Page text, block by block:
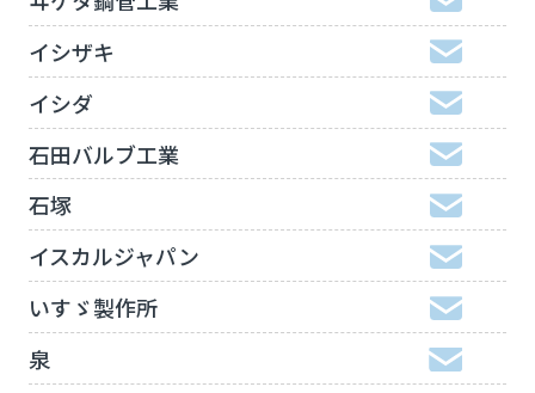
イシザキ
イシダ
石田バルブ工業
石塚
イスカルジャパン
いすゞ製作所
泉